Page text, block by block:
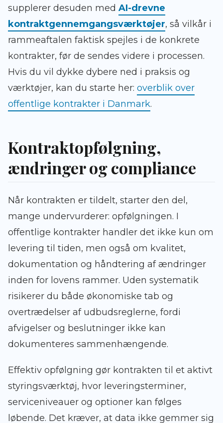
supplerer desuden med AI-drevne
kontraktgennemgangsværktøjer, så vilkår i
rammeaftalen faktisk spejles i de konkrete
kontrakter, før de sendes videre i processen.
Hvis du vil dykke dybere ned i praksis og
værktøjer, kan du starte her: overblik over
offentlige kontrakter i Danmark.
Kontraktopfølgning,
ændringer og compliance
Når kontrakten er tildelt, starter den del,
mange undervurderer: opfølgningen. I
offentlige kontrakter handler det ikke kun om
levering til tiden, men også om kvalitet,
dokumentation og håndtering af ændringer
inden for lovens rammer. Uden systematik
risikerer du både økonomiske tab og
overtrædelser af udbudsreglerne, fordi
afvigelser og beslutninger ikke kan
dokumenteres sammenhængende.
Effektiv opfølgning gør kontrakten til et aktivt
styringsværktøj, hvor leveringsterminer,
serviceniveauer og optioner kan følges
løbende. Det kræver, at data ikke gemmer sig